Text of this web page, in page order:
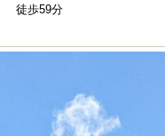
徒歩59分